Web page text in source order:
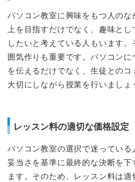
パソコン教室に興味をもつ人のな
上を目指すだけでなく、趣味と
したいと考えている人もいます
囲気作りも重要です。パソコン
を伝えるだけでなく、生徒との
大切にしながら授業を行いましょ
レッスン料の適切な価格設定
パソコン教室の選択で迷っている
妥当さを基準に最終的な決断を下
ます。そのため、レッスン料は